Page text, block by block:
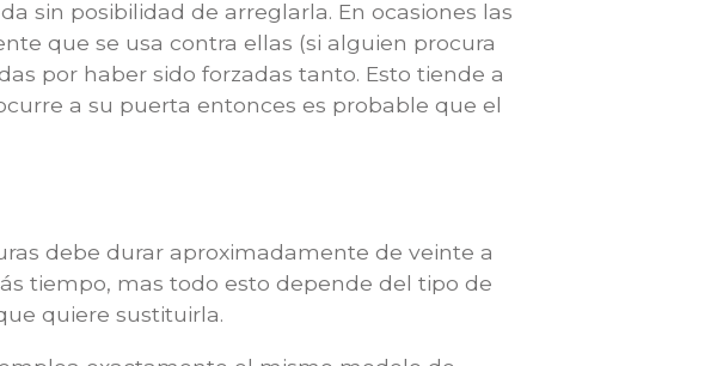
sin posibilidad de arreglarla. En ocasiones las
que se usa contra ellas (si alguien procura
por haber sido forzadas tanto. Esto tiende a
a su puerta entonces es probable que el
debe durar aproximadamente de veinte a
tiempo, mas todo esto depende del tipo de
quiere sustituirla.